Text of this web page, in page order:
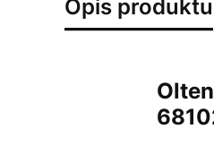
Opis produktu